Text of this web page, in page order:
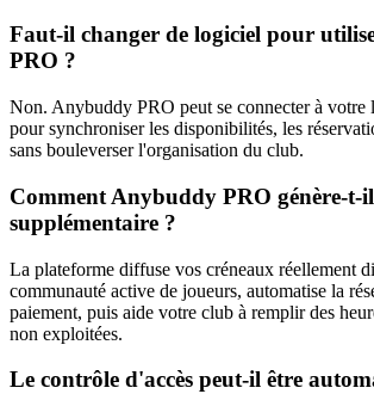
Faut-il changer de logiciel pour
PRO ?
Non. Anybuddy PRO peut se connecter à votre
pour synchroniser les disponibilités, les
sans bouleverser l'organisation du club.
Comment Anybuddy PRO génère-t-
supplémentaire ?
La plateforme diffuse vos créneaux réellement
communauté active de joueurs, automatise la
paiement, puis aide votre club à remplir des
non exploitées.
Le contrôle d'accès peut-il être